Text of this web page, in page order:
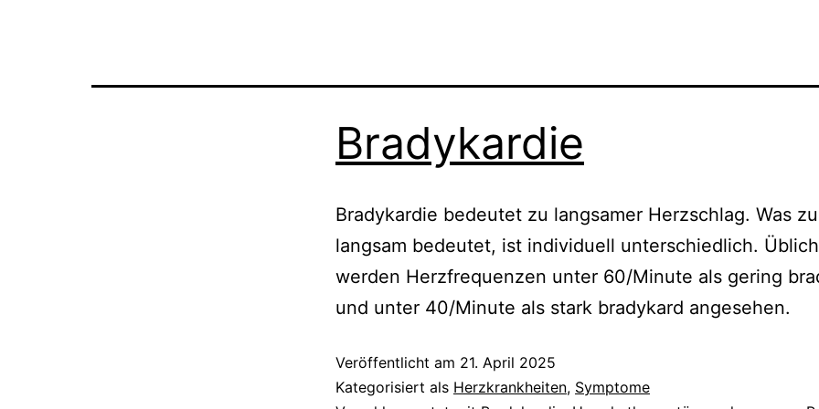
Bradykardie
Bradykardie bedeutet zu langsamer Herzschlag. Was zu
langsam bedeutet, ist individuell unterschiedlich.
werden Herzfrequenzen unter 60/Minute als gering
und unter 40/Minute als stark bradykard angesehen.
Veröffentlicht am 21. April 2025
Kategorisiert als Herzkrankheiten, Symptome